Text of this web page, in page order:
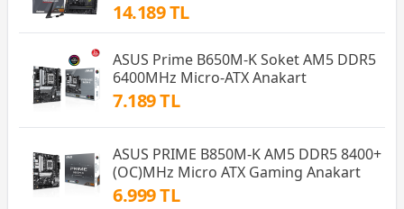
14.189 TL
ASUS Prime B650M-K Soket AM5 DDR5
6400MHz Micro-ATX Anakart
7.189 TL
ASUS PRIME B850M-K AM5 DDR5 8400+
(OC)MHz Micro ATX Gaming Anakart
6.999 TL